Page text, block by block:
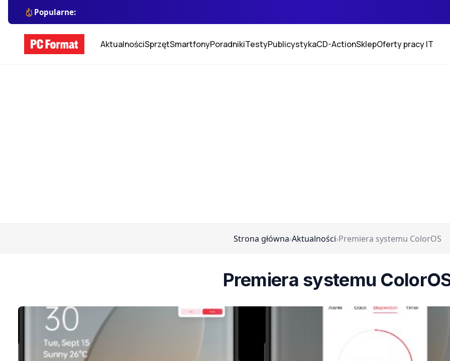
Popularne:
AktualnościSprzętSmartfonyPoradnikiTestyPublicystykaCD-ActionSklepOferty pracy IT
Strona główna›Aktualności›Premiera systemu ColorOS
Premiera systemu